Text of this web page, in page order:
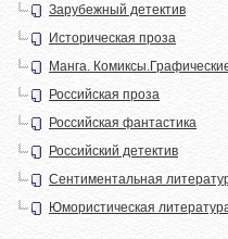
Зарубежный детектив
Историческая проза
Манга.
Российская проза
Российская фантастика
Российский детектив
Сентиментальная
Юмористическая